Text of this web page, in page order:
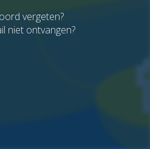
vergeten?
niet ontvangen?